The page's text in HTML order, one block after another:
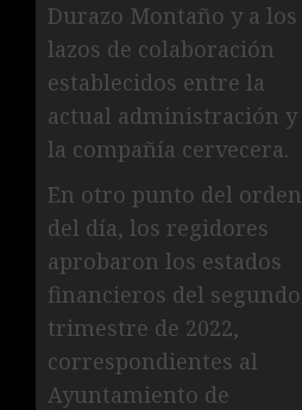
Durazo Montaño y a los
lazos de colaboración
establecidos entre la
actual administración y
la compañía cervecera.
En otro punto del orden
del día, los regidores
aprobaron los estados
financieros del segundo
trimestre de 2022,
correspondientes al
Ayuntamiento de